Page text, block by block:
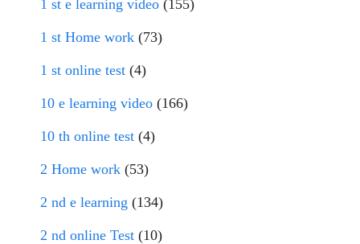
1 st e learning video (155)
1 st Home work (73)
1 st online test (4)
10 e learning video (166)
10 th online test (4)
2 Home work (53)
2 nd e learning (134)
2 nd online Test (10)